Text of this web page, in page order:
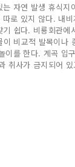
자연 발생 휴식지
로 있지 않다. 내
쉽다. 비룡회관에
비교적 발목이나
이를 한다. 계곡 입
취사가 금지되어